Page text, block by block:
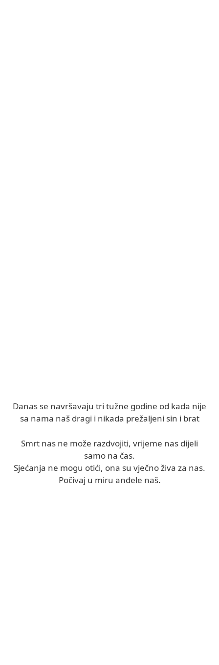
Danas se navršavaju tri tužne godine od kada nije
sa nama naš dragi i nikada prežaljeni sin i brat
Smrt nas ne može razdvojiti, vrijeme nas dijeli
samo na čas.
Sjećanja ne mogu otići, ona su vječno živa za nas.
Počivaj u miru anđele naš.